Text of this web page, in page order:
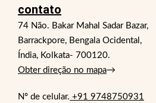
contato
74 Não. Bakar Mahal Sadar Bazar,
Barrackpore, Bengala Ocidental,
Índia, Kolkata- 700120.
Obter direção no mapa→
Nº de celular. +91 9748750931